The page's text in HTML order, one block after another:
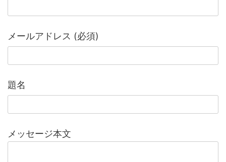
メールアドレス (必須)
題名
メッセージ本文